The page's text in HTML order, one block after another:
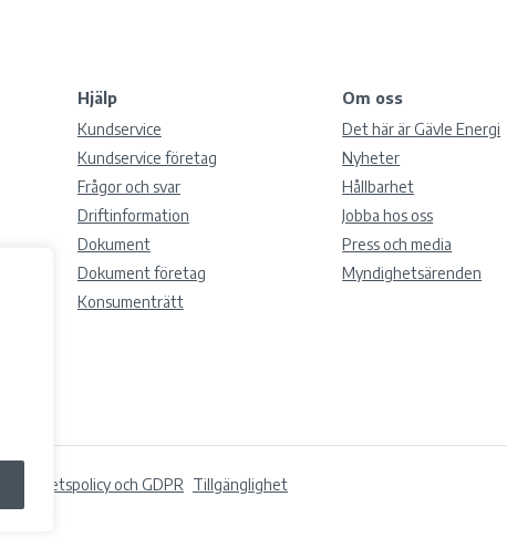
Hjälp
Kundservice
Kundservice företag
Frågor och svar
Driftinformation
Dokument
Dokument företag
Konsumenträtt
Om oss
Det här är Gävle Energi
Nyheter
Hållbarhet
Jobba hos oss
Press och media
Myndighetsärenden
Integritetspolicy och GDPR Tillgänglighet